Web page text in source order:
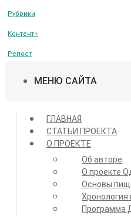
Рубрики
Контент+
Репост
МЕНЮ САЙТА
ГЛАВНАЯ
СТАТЬИ ПРОЕКТА
О ПРОЕКТЕ
Об авторе
О проекте
Основы
Хронология
Программа